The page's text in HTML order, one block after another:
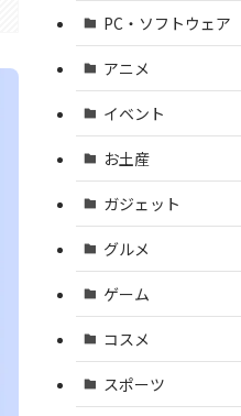
PC・ソフトウェア
アニメ
イベント
お土産
ガジェット
グルメ
ゲーム
コスメ
スポーツ